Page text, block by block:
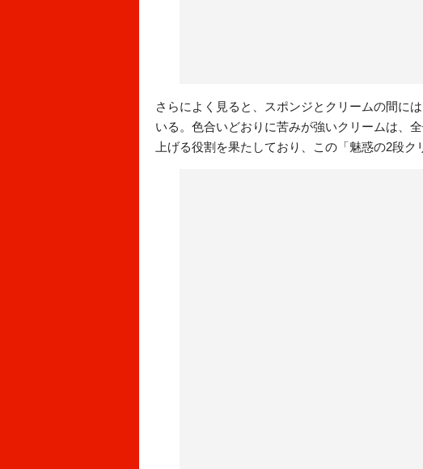
さらによく見ると、スポンジとクリームの間に
いる。色合いどおりに苦みが強いクリームは、
上げる役割を果たしており、この「魅惑の2段